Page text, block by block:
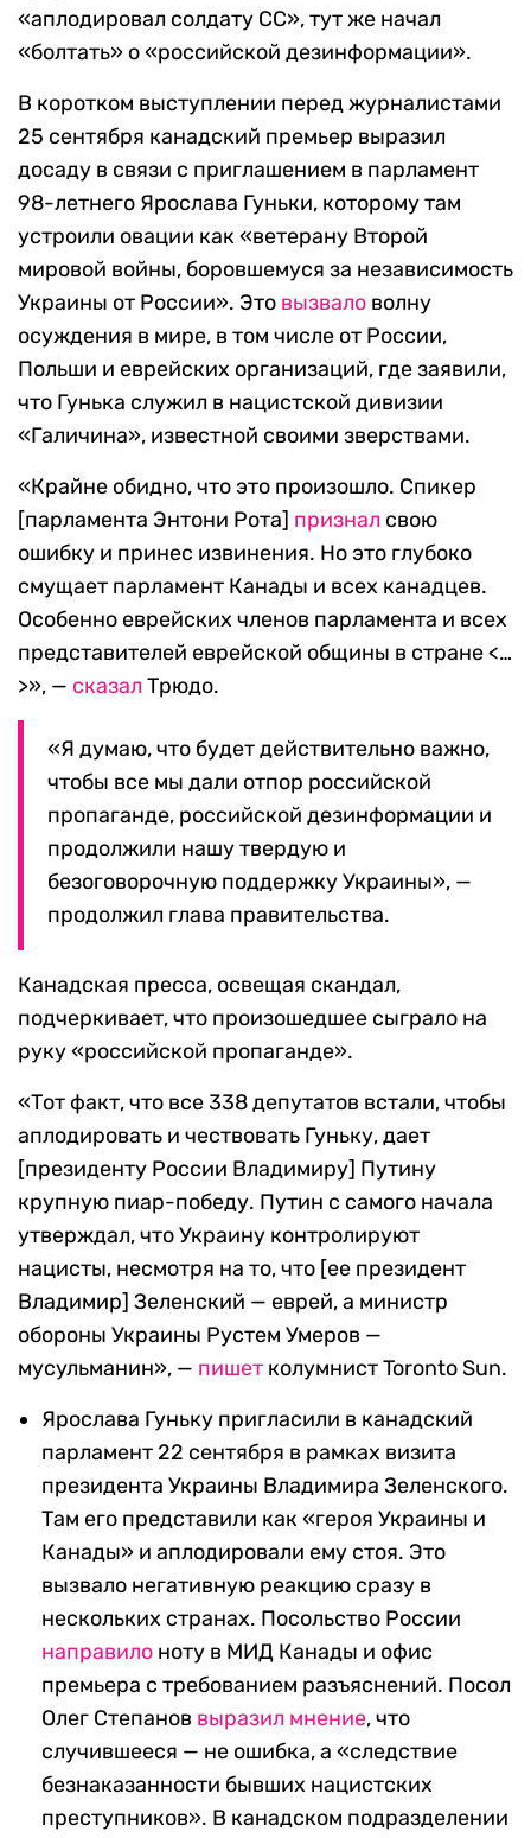
«аплодировал солдату СС», тут же начал
«болтать» о «российской дезинформации».
В коротком выступлении перед журналистами
25 сентября канадский премьер выразил
досаду в связи с приглашением в парламент
98-летнего Ярослава Гуньки, которому там
устроили овации как «ветерану Второй
мировой войны, боровшемуся за независимость
Украины от России». Это вызвало волну
осуждения в мире, в том числе от России,
Польши и еврейских организаций, где заявили,
что Гунька служил в нацистской дивизии
«Галичина», известной своими зверствами.
«Крайне обидно, что это произошло. Спикер
[парламента Энтони Рота] признал свою
ошибку и принес извинения. Но это глубоко
смущает парламент Канады и всех канадцев.
Особенно еврейских членов парламента и всех
представителей еврейской общины в стране <…
>», — сказал Трюдо.
«Я думаю, что будет действительно важно,
чтобы все мы дали отпор российской
пропаганде, российской дезинформации и
продолжили нашу твердую и
безоговорочную поддержку Украины», —
продолжил глава правительства.
Канадская пресса, освещая скандал,
подчеркивает, что произошедшее сыграло на
руку «российской пропаганде».
«Тот факт, что все 338 депутатов встали, чтобы
аплодировать и чествовать Гуньку, дает
[президенту России Владимиру] Путину
крупную пиар-победу. Путин с самого начала
утверждал, что Украину контролируют
нацисты, несмотря на то, что [ее президент
Владимир] Зеленский — еврей, а министр
обороны Украины Рустем Умеров —
мусульманин», — пишет колумнист Toronto Sun.
Ярослава Гуньку пригласили в канадский
парламент 22 сентября в рамках визита
президента Украины Владимира Зеленского.
Там его представили как «героя Украины и
Канады» и аплодировали ему стоя. Это
вызвало негативную реакцию сразу в
нескольких странах. Посольство России
направило ноту в МИД Канады и офис
премьера с требованием разъяснений. Посол
Олег Степанов выразил мнение, что
случившееся — не ошибка, а «следствие
безнаказанности бывших нацистских
преступников». В канадском подразделении